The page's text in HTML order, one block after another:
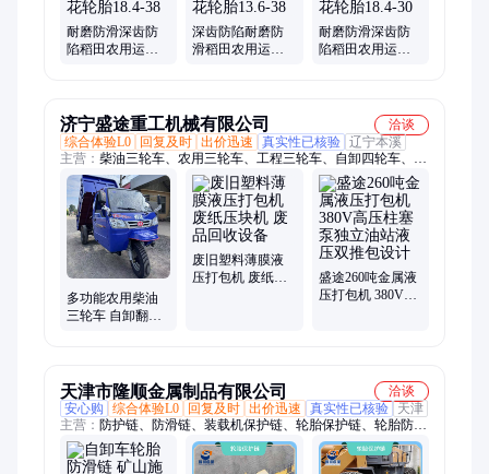
耐磨防滑深齿防
陷稻田农用运输
深齿防陷耐磨防
滑稻田农用运输
耐磨防滑深齿防
陷稻田农用运输
济宁盛途重工机械有限公司
洽谈
综合体验L0
回复及时 出价迅速 真实性已核验 辽宁本溪
主营： 柴油三轮车、农用三轮车、工程三轮车、自卸四轮车、四
轮灰斗车、翻斗车
多功能农用柴油
三轮车 自卸翻斗
废旧塑料薄膜液
压打包机 废纸压
盛途260吨金属液
压打包机 380V高
天津市隆顺金属制品有限公司
洽谈
安心购
综合体验L0 回复及时 出价迅速 真实性已核验
天津
主营： 防护链、防滑链、装载机保护链、轮胎保护链、轮胎防滑
链、装载机轮胎、轮胎链条、铲车轮胎、装载机防滑链、铲车保
护链、铲车防滑链、雪地链、装载机、维修节、柳工保护链、工